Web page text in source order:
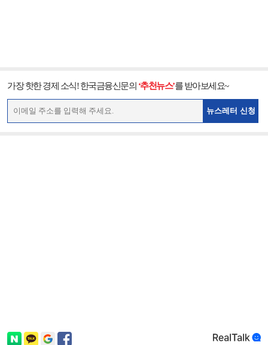
가장 핫한 경제 소식! 한국금융신문의 ‘추천뉴스’를 받아보세요~
뉴스레터 신청